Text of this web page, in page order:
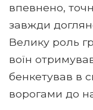
впевнено,
завжди
Велику роль
воїн
бенкетував в
ворогами до